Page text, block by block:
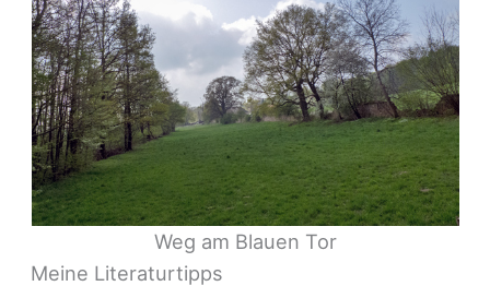
Weg am Blauen Tor
Meine Literaturtipps